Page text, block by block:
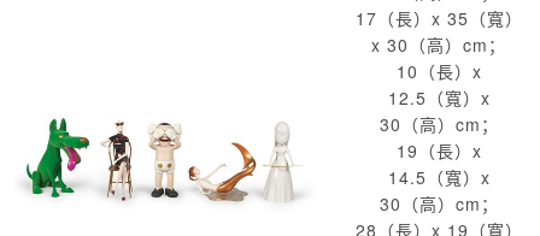
17（長）x 35（寬）
x 30（高）cm；
10（長）x
12.5（寬）x
30（高）cm；
19（長）x
14.5（寬）x
30（高）cm；
28（長）x 19（寬）